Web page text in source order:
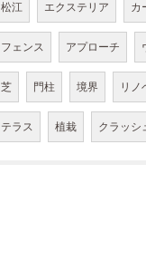
松江 エクステリア カ
フェンス アプローチ
芝 門柱 境界 リノ
テラス 植栽 クラッシ